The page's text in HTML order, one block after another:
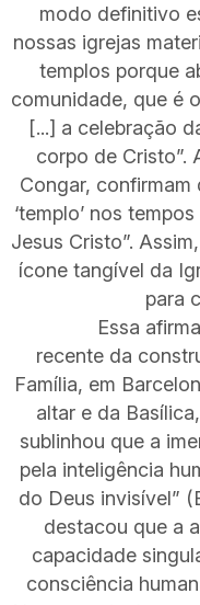
modo definitivo
nossas igrejas
templos porque
comunidade, que é
[...] a celebração
corpo de Cristo”.
Congar, confirmam
‘templo’ nos
Jesus Cristo”.
ícone tangível da
para
Essa
recente da
Família, em
altar e da
sublinhou que a
pela inteligência
do Deus invisível”
destacou que a
capacidade
consciência